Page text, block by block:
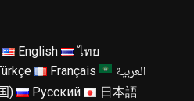
English
ไทย
Français العربية
) Русский 日本語